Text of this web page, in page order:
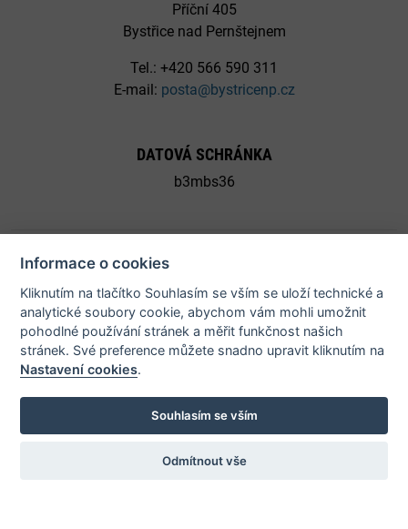
Informace o cookies
Kliknutím na tlačítko Souhlasím se vším se uloží technické a
analytické soubory cookie, abychom vám mohli umožnit
pohodlné používání stránek a měřit funkčnost našich
stránek. Své preference můžete snadno upravit kliknutím na
Nastavení cookies.
Souhlasím se vším
Odmítnout vše
Příční 405
Bystřice nad Pernštejnem
Tel.: +420 566 590 311
E-mail: posta@bystricenp.cz
DATOVÁ SCHRÁNKA
b3mbs36
© 2026 Město Bystřice nad Pernštejnem - všechna práva
vyhrazena |Prohlášení o přístupnosti